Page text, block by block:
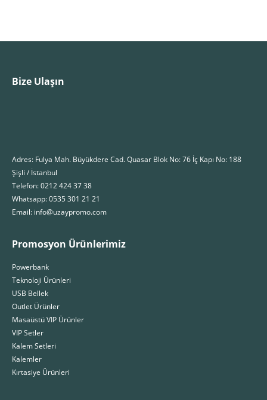
Bize Ulaşın
Adres: Fulya Mah. Büyükdere Cad. Quasar Blok No: 76 İç Kapı No: 188
Şişli / İstanbul
Telefon: 0212 424 37 38
Whatsapp: 0535 301 21 21
Email: info@uzaypromo.com
Promosyon Ürünlerimiz
Powerbank
Teknoloji Ürünleri
USB Bellek
Outlet Ürünler
Masaüstü VIP Ürünler
VIP Setler
Kalem Setleri
Kalemler
Kırtasiye Ürünleri